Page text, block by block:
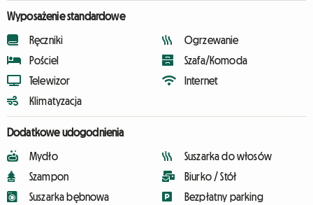
Wyposażenie standardowe
Ręczniki
Pościel
Telewizor
Klimatyzacja
Ogrzewanie
Szafa/Komoda
Internet
Dodatkowe udogodnienia
Mydło
Szampon
Suszarka bębnowa
Suszarka do włosów
Biurko / Stół
Bezpłatny parking